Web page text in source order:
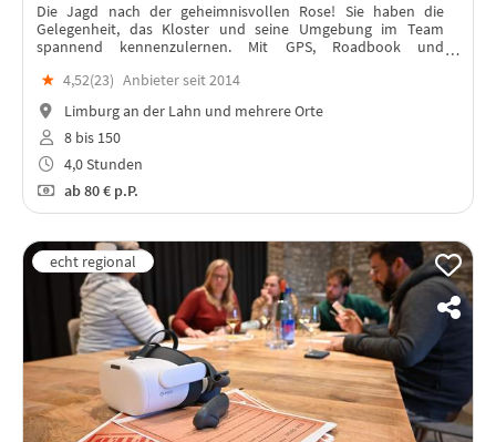
Die Jagd nach der geheimnisvollen Rose! Sie haben die
Gelegenheit, das Kloster und seine Umgebung im Team
spannend kennenzulernen. Mit GPS, Roadbook und
Orientierungstour im Kloster...
★ 4,52(23) Anbieter seit 2014
Limburg an der Lahn und mehrere Orte
8 bis 150
4,0 Stunden
ab80 € p.P.